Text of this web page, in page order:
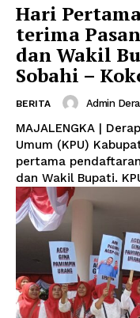
Company
About
Contact us
Subscription Plans
My account
Hari
terima
dan Wakil
Sobahi –
BERITA Admin
MAJALENGKA |
Umum (KPU)
pertama
dan Wakil Bupati.